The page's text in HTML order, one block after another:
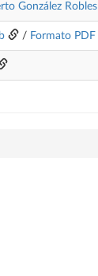
González Robles
/ Formato PDF